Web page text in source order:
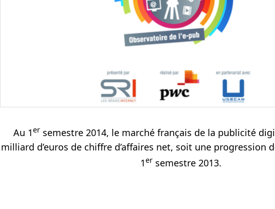
Au 1ersemestre 2014, le marché français de la publicité
milliard d’euros de chiffre d’affaires net, soit une progression
1er semestre 2013.